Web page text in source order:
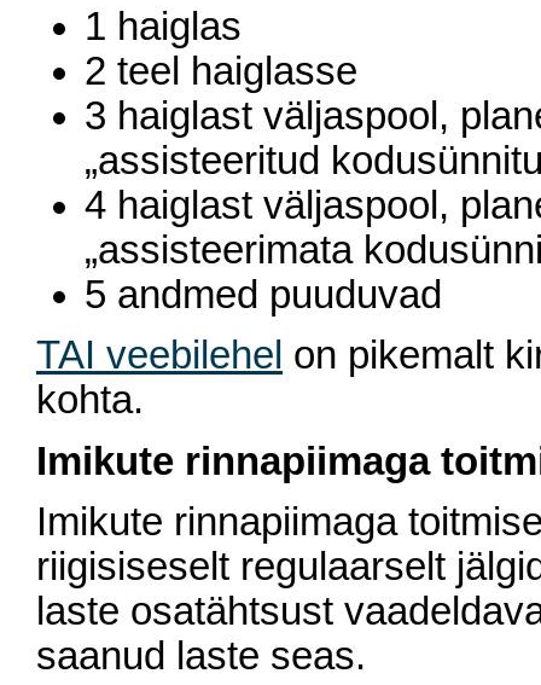
1 haiglas
2 teel haiglasse
3 haiglast väljaspool,
„assisteeritud
4 haiglast väljaspool,
„assisteerimata
5 andmed puuduvad
TAI veebilehel on pikemalt
kohta.
Imikute rinnapiimaga
Imikute rinnapiimaga
riigisiseselt regulaarselt
laste osatähtsust
saanud laste seas.